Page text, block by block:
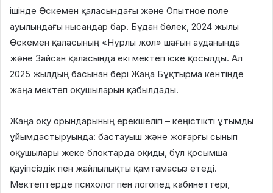
ішінде Өскемен қаласындағы және Опытное поле
ауылындағы нысандар бар. Бұдан бөлек, 2024 жылы
Өскемен қаласының «Нұрлы жол» шағын ауданында
және Зайсан қаласында екі мектеп іске қосылды. Ал
2025 жылдың басынан бері Жаңа Бұқтырма кентінде
жаңа мектеп оқушыларын қабылдады.
Жаңа оқу орындарының ерекшелігі – кеңістікті ұтымды
ұйымдастыруында: бастауыш және жоғарғы сынып
оқушылары жеке блоктарда оқиды, бұл қосымша
қауіпсіздік пен жайлылықты қамтамасыз етеді.
Мектептерде психолог пен логопед кабинеттері,